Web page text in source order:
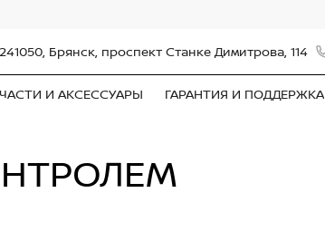
241050, Брянск, проспект Станке Димитрова, 114
И АКСЕССУАРЫ ГАРАНТИЯ И ПОДДЕРЖКА